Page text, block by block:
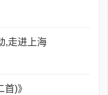
,走进上海
)》